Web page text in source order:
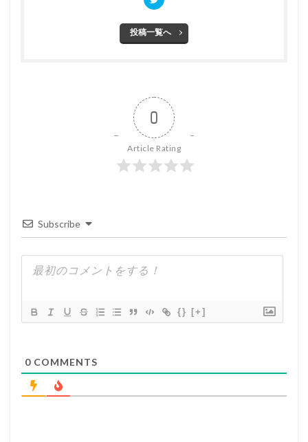
投稿一覧へ
0
Article Rating
Subscribe
{} [+]
0 COMMENTS